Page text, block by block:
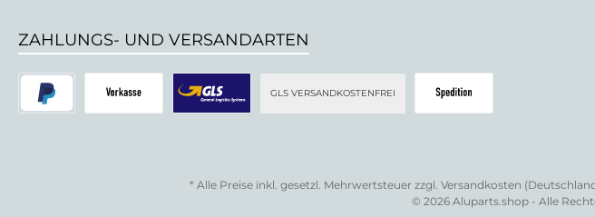
ZAHLUNGS- UND VERSANDARTEN
GLS VERSANDKOSTENFREI
* Alle Preise inkl. gesetzl. Mehrwertsteuer zzgl. Versandkosten
© 2026 Aluparts.shop - Alle